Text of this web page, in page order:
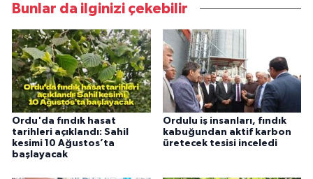
Bunlar da ilginizi çekebilir
Ordu'da fındık hasat
tarihleri açıklandı: Sahil
kesimi 10 Ağustos’ta
başlayacak
Ordulu iş insanları, fındık
kabuğundan aktif karbon
üretecek tesisi inceledi